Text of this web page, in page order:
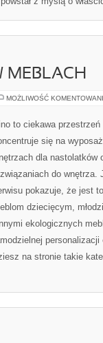
MEBLACH
MOŻLIWOŚĆ
to ciekawa
się na
dla nastolatków
do wnętrza.
pokazuje, że jest
dziecięcym,
ekologicznych
personalizacji
na stronie takie